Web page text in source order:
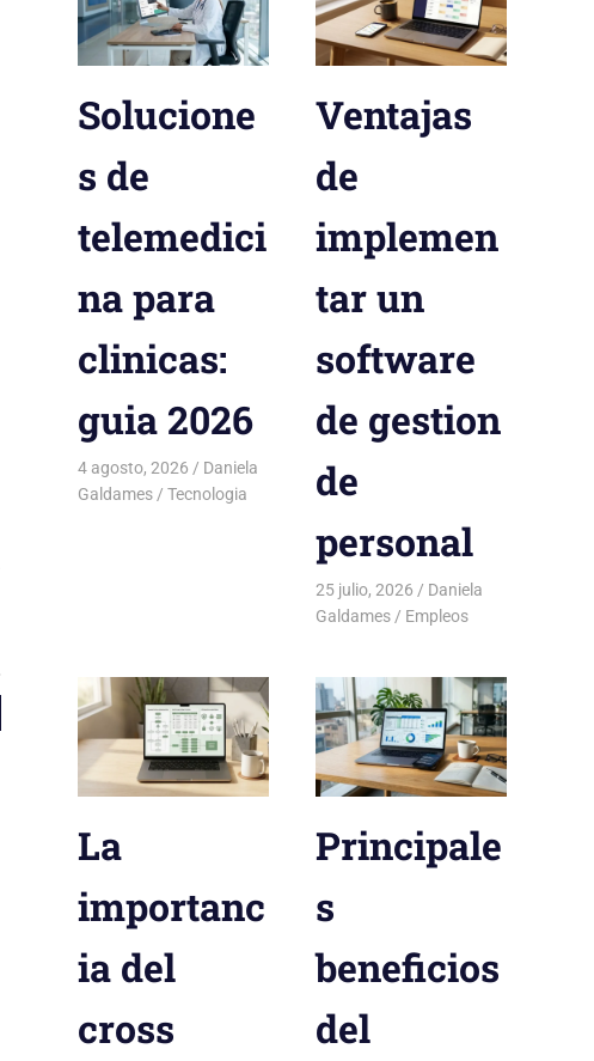
Solucione
s de
telemedici
na para
clinicas:
guia 2026
4 agosto, 2026
Daniela
Galdames
Tecnologia
Ventajas
de
implemen
tar un
software
de gestion
de
personal
25 julio, 2026
Daniela
Galdames
Empleos
La
importanc
ia del
cross
Principale
s
beneficios
del